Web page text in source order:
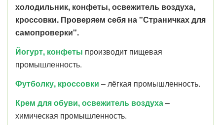
холодильник, конфеты, освежитель воздуха,
кроссовки. Проверяем себя на "Страничках для
самопроверки".
Йогурт, конфеты производит пищевая
промышленность.
Футболку, кроссовки – лёгкая промышленность.
Крем для обуви, освежитель воздуха–
химическая промышленность.